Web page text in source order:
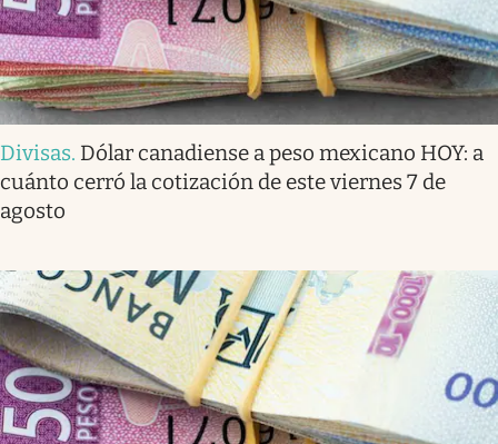
Divisas. Dólar canadiense a peso mexicano HOY: a
cuánto cerró la cotización de este viernes 7 de
agosto